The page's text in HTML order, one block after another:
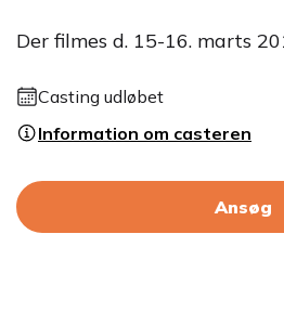
Der filmes d. 15-16. marts
Casting udløbet
Information om casteren
Ansøg